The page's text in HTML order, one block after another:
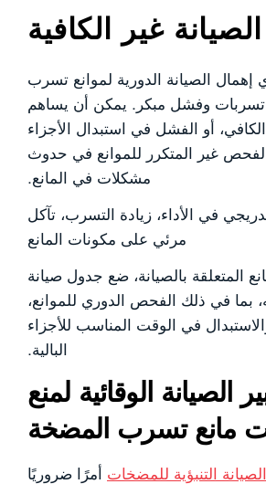
الصيانة غير الكافية
الصيانة الدورية لموانع تسرب
وفشل مبكر. يمكن أن يساهم
أو الفشل في استبدال الأجزاء
الفحص غير المتكرر للموانع في حدوث
مشكلات في المانع.
في الأداء، زيادة التسرب، تآكل
مرئي على مكونات المانع
المتعلقة بالصيانة، ضع جدول صيانة
بما في ذلك الفحص الدوري للموانع،
في الوقت المناسب للأجزاء
البالية.
الصيانة الوقائية لمنع
مانع تسرب المضخة
الصيانة التنبؤية للمضخات أمرًا ضروريًا